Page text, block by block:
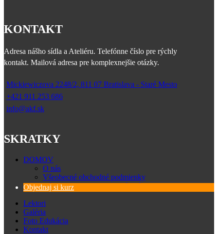
KONTAKT
Adresa nášho sídla a Ateliéru. Telefónne číslo pre rýchly
kontakt. Mailová adresa pre komplexnejšie otázky.
Mickiewiczova 2248/2, 811 07 Bratislava - Staré Mesto
+421 911 253 686
info@akf.sk
SKRATKY
DOMOV
O nás
Všeobecné obchodné podmienky
Zásady spracovania osobných údajov
Objednaj si kurz
Lektori
Galéria
Foto Edukácia
Kontakt